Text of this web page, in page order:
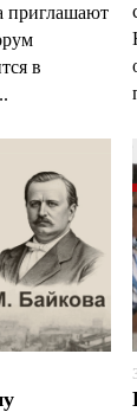
приглашают
в